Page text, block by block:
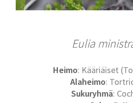
Eulia
Heimo: Kääriäiset
Alaheimo:
Sukuryhmä: